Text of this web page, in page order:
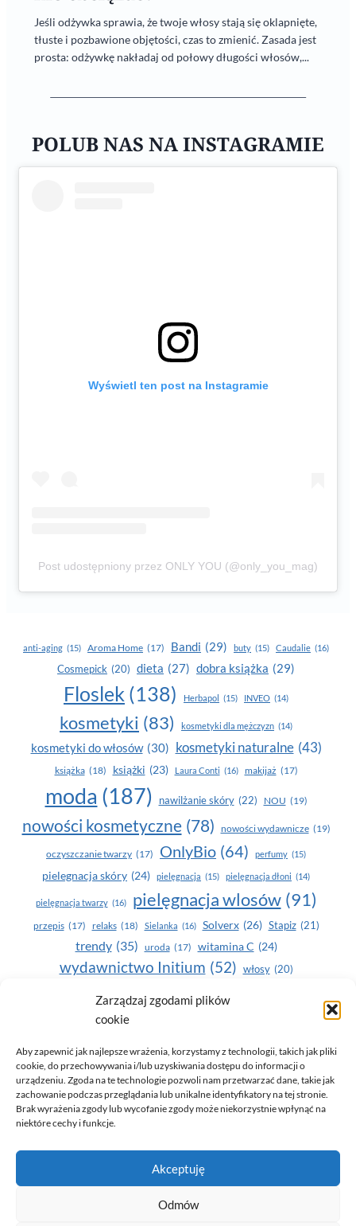
Zarządzaj zgodami plików
cookie
Aby zapewnić jak najlepsze wrażenia, korzystamy z technologii, takich jak pliki
cookie, do przechowywania i/lub uzyskiwania dostępu do informacji o
urządzeniu. Zgoda na te technologie pozwoli nam przetwarzać dane, takie jak
zachowanie podczas przeglądania lub unikalne identyfikatory na tej stronie.
Brak wyrażenia zgody lub wycofanie zgody może niekorzystnie wpłynąć na
niektóre cechy i funkcje.
Akceptuję
Odmów
Jeśli odżywka sprawia, że twoje włosy stają się oklapnięte,
tłuste i pozbawione objętości, czas to zmienić. Zasada jest
prosta: odżywkę nakładaj od połowy długości włosów,...
POLUB NAS NA INSTAGRAMIE
Wyświetl ten post na Instagramie
Post udostępniony przez ONLY YOU (@only_you_mag)
anti-aging (15) Aroma Home (17) Bandi (29) buty (15) Caudalie (16)
Cosmepick (20) dieta (27) dobra książka (29)
Floslek (138) Herbapol (15) INVEO (14)
kosmetyki (83) kosmetyki dla mężczyzn (14)
kosmetyki do włosów (30) kosmetyki naturalne (43)
książka (18) książki (23) Laura Conti (16) makijaż (17)
moda (187) nawilżanie skóry (22) NOU (19)
nowości kosmetyczne (78) nowości wydawnicze (19)
oczyszczanie twarzy (17) OnlyBio (64) perfumy (15)
pielegnacja skóry (24) pielęgnacja (15) pielęgnacja dłoni (14)
pielęgnacja twarzy (16) pielęgnacja wlosów (91)
przepis (17) relaks (18) Sielanka (16) Solverx (26) Stapiz (21)
trendy (35) uroda (17) witamina C (24)
wydawnictwo Initium (52) włosy (20)
Yasumi(164) zdrowe zęby
zdrowie
© 2026 Only You - portal dla kobiet (uroda, moda, zdrowie)
opracowanie:AZDOBRESTRONY